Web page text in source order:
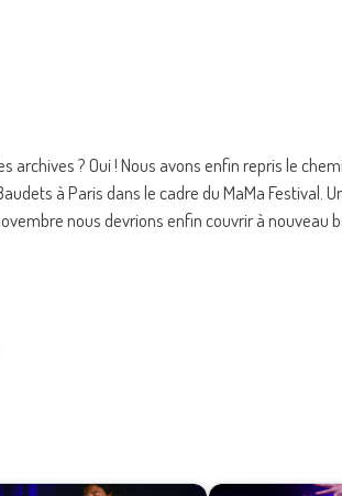
archives ? Oui ! Nous avons enfin repris le
à Paris dans le cadre du MaMa Festival.
nous devrions enfin couvrir à nouveau